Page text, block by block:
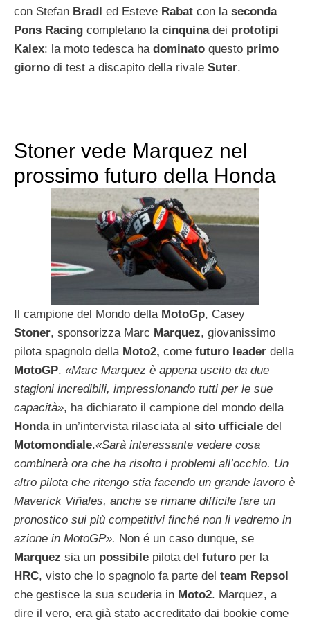
con Stefan Bradl ed Esteve Rabat con la seconda
Pons Racing completano la cinquinadei prototipi
Kalex: la moto tedesca ha dominato questo primo
giorno di test a discapito della rivale Suter.
Stoner vede Marquez nel
prossimo futuro della Honda
Il campione del Mondo della MotoGp, Casey
Stoner, sponsorizza Marc Marquez, giovanissimo
pilota spagnolo della Moto2, come futuro leader della
MotoGP. «Marc Marquez è appena uscito da due
stagioni incredibili, impressionando tutti per le sue
capacità», ha dichiarato il campione del mondo della
Hondain un’intervista rilasciata al sito ufficiale del
Motomondiale.«Sarà interessante vedere cosa
combinerà ora che ha risolto i problemi all’occhio. Un
altro pilota che ritengo stia facendo un grande lavoro è
Maverick Viñales, anche se rimane difficile fare un
pronostico sui più competitivi finché non li vedremo in
azione in MotoGP». Non é un caso dunque, se
Marquez sia un possibile pilota del futuro per la
HRC, visto che lo spagnolo fa parte del team Repsol
che gestisce la sua scuderia in Moto2. Marquez, a
dire il vero, era già stato accreditato dai bookie come